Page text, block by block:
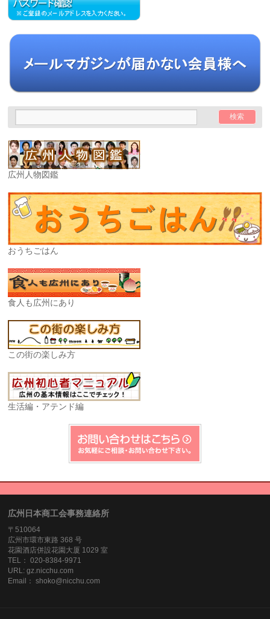
広州人物図鑑
おうちごはん
食人も広州にあり
この街の楽しみ方
生活編・アテンド編
広州日本商工会事務連絡所
〒510064
広州市環市東路 368 号
花園酒店併設花園大厦 1029 室
TEL： 020-8384‐9971
URL: gz.nicchu.com
Email： shoko@nicchu.com